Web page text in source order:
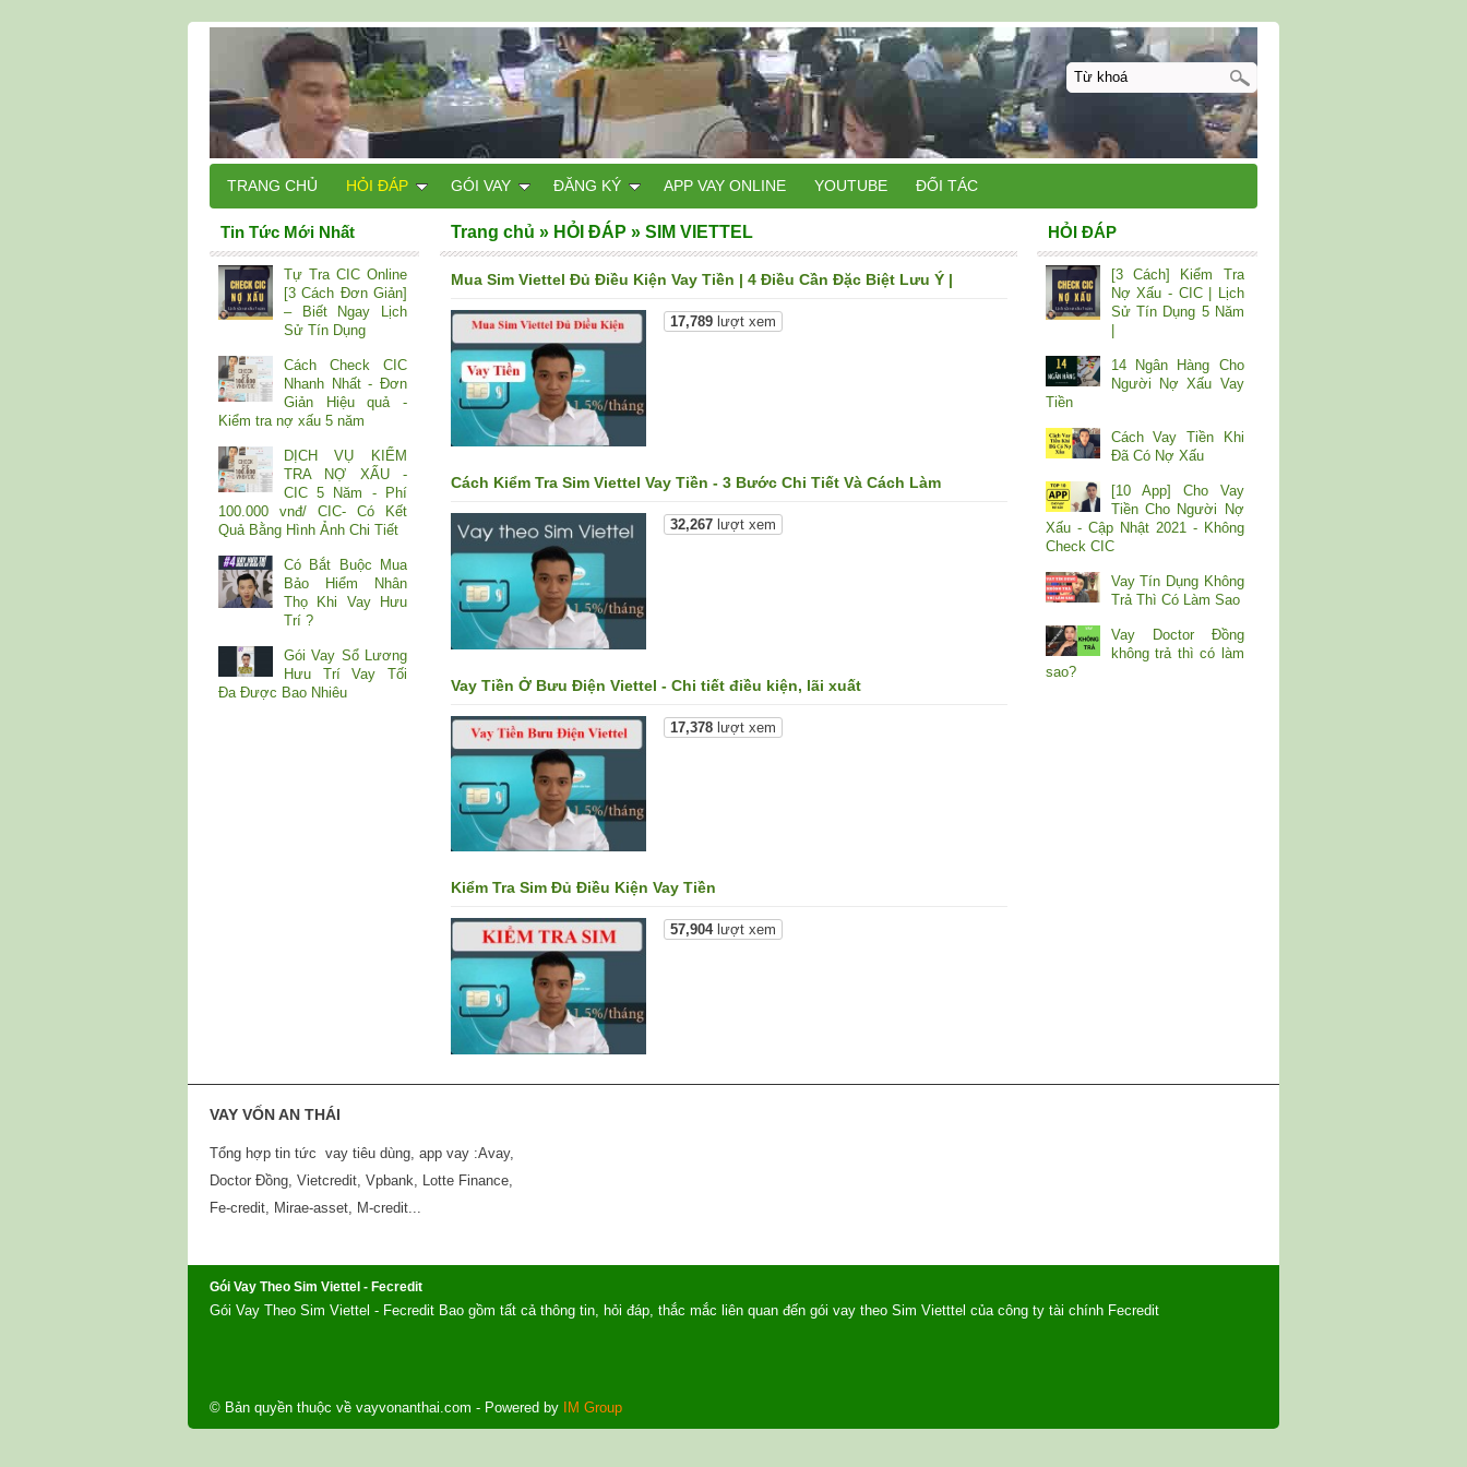
Gói Vay Theo Sim Viettel - Fecredit
Gói Vay Theo Sim Viettel - Fecredit Bao gồm tất cả thông tin, hỏi đáp, thắc mắc liên quan đến gói vay theo Sim Vietttel của công ty tài chính Fecredit
Mua Sim Viettel Đủ Điều Kiện Vay Tiền | 4 Điều Cần Đặc Biệt Lưu Ý |
17,789lượt xem
Cách Kiểm Tra Sim Viettel Vay Tiền - 3 Bước Chi Tiết Và Cách Làm
32,267lượt xem
Vay Tiền Ở Bưu Điện Viettel - Chi tiết điều kiện, lãi xuất
17,378lượt xem
Kiểm Tra Sim Đủ Điều Kiện Vay Tiền
57,904lượt xem
Trang chủ » HỎI ĐÁP »SIM VIETTEL HỎI ĐÁP
[3 Cách] Kiểm Tra
Nợ Xấu - CIC | Lịch
Sử Tín Dụng 5 Năm
14 Ngân Hàng Cho
Người Nợ Xấu Vay
Tiền
Cách Vay Tiền Khi
Đã Có Nợ Xấu
[10 App] Cho Vay
Tiền Cho Người Nợ
Xấu - Cập Nhật 2021 - Không
Check CIC
Vay Tín Dụng Không
Trả Thì Có Làm Sao
Vay Doctor Đồng
không trả thì có làm
sao?
Tin Tức Mới Nhất
Tự Tra CIC Online
[3 Cách Đơn Giản]
– Biết Ngay Lịch
Sử Tín Dụng
Cách Check CIC
Nhanh Nhất - Đơn
Giản Hiệu quả -
Kiểm tra nợ xấu 5 năm
DỊCH VỤ KIỂM
TRA NỢ XẤU -
CIC 5 Năm - Phí
100.000 vnđ/ CIC- Có Kết
Quả Bằng Hình Ảnh Chi Tiết
Có Bắt Buộc Mua
Bảo Hiểm Nhân
Thọ Khi Vay Hưu
Trí ?
Gói Vay Sổ Lương
Hưu Trí Vay Tối
Đa Được Bao Nhiêu
TRANG CHỦ HỎI ĐÁP GÓI VAY ĐĂNG KÝ APP VAY ONLINE YOUTUBE ĐỐI TÁC
VAY VỐN AN THÁI
Tổng hợp tin tức vay tiêu dùng, app vay :Avay,
Doctor Đồng, Vietcredit, Vpbank, Lotte Finance,
Fe-credit, Mirae-asset, M-credit...
© Bản quyền thuộc về vayvonanthai.com - Powered by IM Group